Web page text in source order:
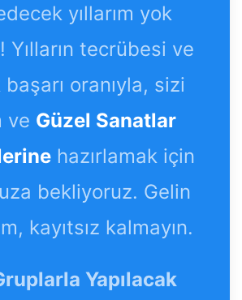
yıllarım yok
Yılların tecrübesi ve
oranıyla, sizi
ve Güzel Sanatlar
hazırlamak için
bekliyoruz. Gelin
kayıtsız kalmayın.
Yapılacak